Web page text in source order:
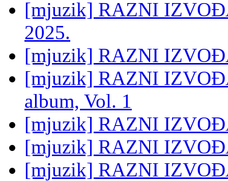
[mjuzik] RAZNI
2025.
[mjuzik] RAZNI
[mjuzik] RAZNI
album, Vol. 1
[mjuzik] RAZNI
[mjuzik] RAZNI
[mjuzik] RAZNI